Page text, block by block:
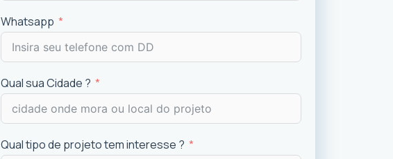
Whatsapp
Qual sua Cidade ?
Qual tipo de projeto tem interesse ?